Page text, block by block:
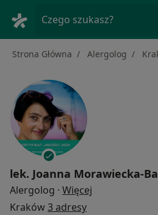
Czego szukasz?
Strona Główna Alergolog
lek. Joanna Morawiecka-
Alergolog · Więcej
Kraków3 adresy